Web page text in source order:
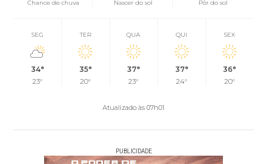
Chance de chuva
Nascer do sol Pôr do sol
SEG
34°
23°
TER
35°
20°
QUA
37°
23°
QUI
37°
24°
SEX
36°
20°
Atualizado às 07h01
PUBLICIDADE